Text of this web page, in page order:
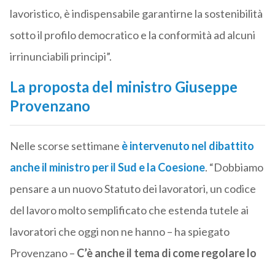
lavoristico, è indispensabile garantirne la sostenibilità
sotto il profilo democratico e la conformità ad alcuni
irrinunciabili principi”.
La proposta del ministro Giuseppe
Provenzano
Nelle scorse settimane è intervenuto nel dibattito
anche il ministro per il Sud e la Coesione. “Dobbiamo
pensare a un nuovo Statuto dei lavoratori, un codice
del lavoro molto semplificato che estenda tutele ai
lavoratori che oggi non ne hanno – ha spiegato
Provenzano – C’è anche il tema di come regolare lo